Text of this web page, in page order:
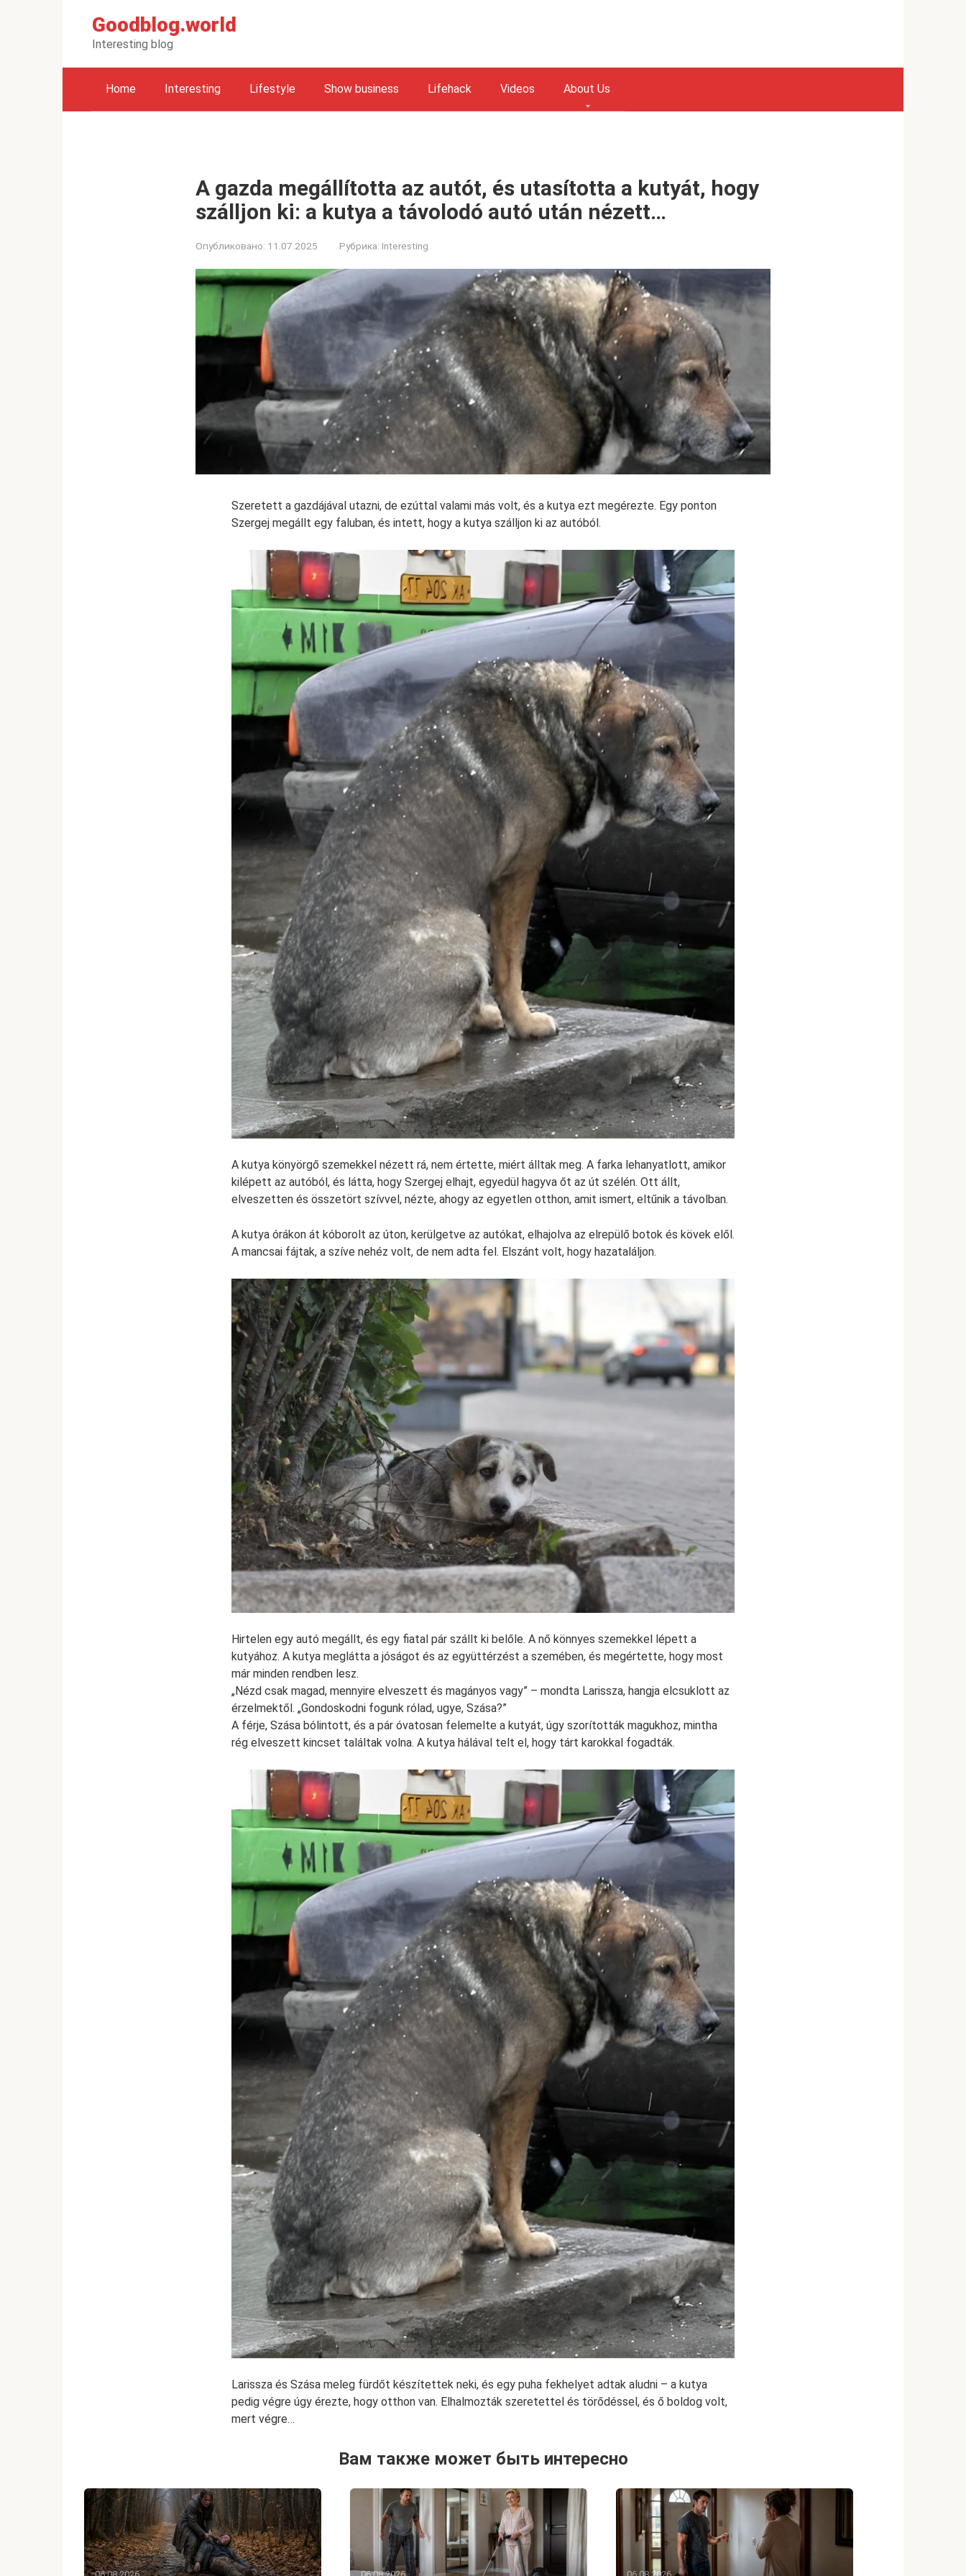
Goodblog.world
Interesting blog
Home Interesting Lifestyle Show business Lifehack Videos About Us
A gazda megállította az autót, és utasította a kutyát, hogy
szálljon ki: a kutya a távolodó autó után nézett…
Опубликовано: 11.07.2025 Рубрика: Interesting
Szeretett a gazdájával utazni, de ezúttal valami más volt, és a kutya ezt megérezte. Egy ponton
Szergej megállt egy faluban, és intett, hogy a kutya szálljon ki az autóból.
A kutya könyörgő szemekkel nézett rá, nem értette, miért álltak meg. A farka lehanyatlott, amikor
kilépett az autóból, és látta, hogy Szergej elhajt, egyedül hagyva őt az út szélén. Ott állt,
elveszetten és összetört szívvel, nézte, ahogy az egyetlen otthon, amit ismert, eltűnik a távolban.
A kutya órákon át kóborolt az úton, kerülgetve az autókat, elhajolva az elrepülő botok és kövek elől.
A mancsai fájtak, a szíve nehéz volt, de nem adta fel. Elszánt volt, hogy hazataláljon.
Hirtelen egy autó megállt, és egy fiatal pár szállt ki belőle. A nő könnyes szemekkel lépett a
kutyához. A kutya meglátta a jóságot és az együttérzést a szemében, és megértette, hogy most
már minden rendben lesz.
„Nézd csak magad, mennyire elveszett és magányos vagy” – mondta Larissza, hangja elcsuklott az
érzelmektől. „Gondoskodni fogunk rólad, ugye, Szása?”
A férje, Szása bólintott, és a pár óvatosan felemelte a kutyát, úgy szorították magukhoz, mintha
rég elveszett kincset találtak volna. A kutya hálával telt el, hogy tárt karokkal fogadták.
Larissza és Szása meleg fürdőt készítettek neki, és egy puha fekhelyet adtak aludni – a kutya
pedig végre úgy érezte, hogy otthon van. Elhalmozták szeretettel és törődéssel, és ő boldog volt,
mert végre…
Вам также может быть интересно